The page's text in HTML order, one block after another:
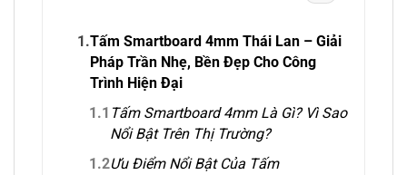
1.Tấm Smartboard 4mm Thái Lan – Giải
Pháp Trần Nhẹ, Bền Đẹp Cho Công
Trình Hiện Đại
1.1 Tấm Smartboard 4mm Là Gì? Vì Sao
Nổi Bật Trên Thị Trường?
1.2Ưu Điểm Nổi Bật Của Tấm